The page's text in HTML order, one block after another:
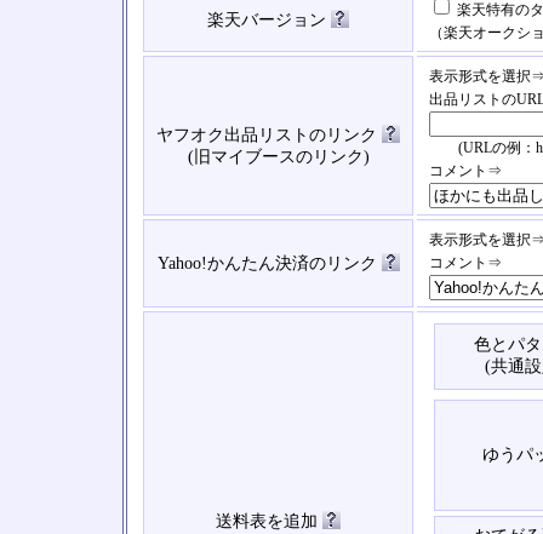
楽天バージョン
楽天特有の
（楽天オークシ
ヤフオク出品リストのリンク
(旧マイブースのリンク)
表示形式を選択
出品リストの
(URLの例：
コメント⇒
Yahoo!かんたん決済のリンク
表示形式を選択
コメント⇒
送料表を追加
色とパ
(共通
ゆうパ